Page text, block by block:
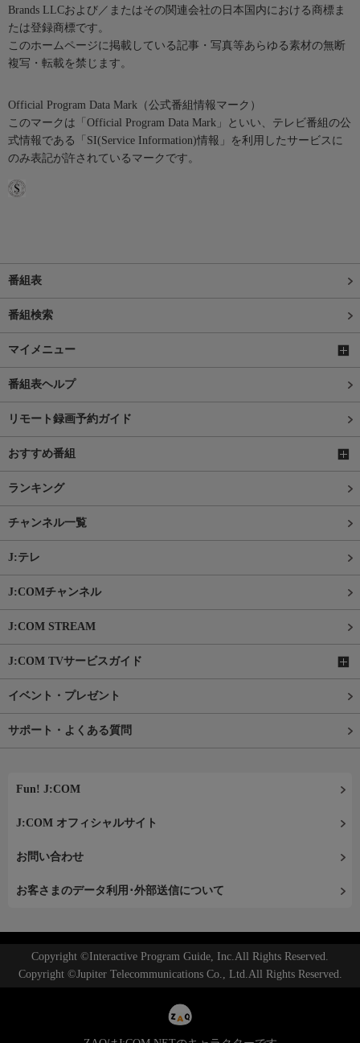
Brands LLCおよび／またはその関連会社の日本国内における商標ま
たは登録商標です。
このホームページに掲載している記事・写真等あらゆる素材の無断
複写・転載を禁じます。
Official Program Data Mark（公式番組情報マーク）
このマークは「Official Program Data Mark」といい、テレビ番組の公
式情報である「SI(Service Information)情報」を利用したサービスに
のみ表記が許されているマークです。
番組表
番組検索
マイメニュー
番組表ヘルプ
リモート録画予約ガイド
おすすめ番組
ランキング
チャンネル一覧
J:テレ
J:COMチャンネル
J:COM STREAM
J:COM TVサービスガイド
イベント・プレゼント
サポート・よくある質問
Fun! J:COM
J:COM オフィシャルサイト
お問い合わせ
お客さまのデータ利用･外部送信について
Copyright ©Interactive Program Guide, Inc.All Rights Reserved.
Copyright ©Jupiter Telecommunications Co., Ltd.All Rights Reserved.